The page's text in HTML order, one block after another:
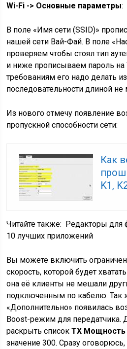
Wi-Fi -> Основные параметры:
В поле «Имя сети (SSID)»
нашей сети Вай-Фай. В поле
проверяем чтобы стоял тип
и ниже прописываем пароль
требованиям его надо делать
последовательности длиной
Из нового отмечу появление
пропускной способности сети:
Как
K1,
Читайте также: Редакторы для
10 лучших приложений
Вы можете включить
скорость, которой будет
она её клиенты не мешали
подключенным по кабелю. Так
«Дополнительно» появилась
Boost-режим для передатчика.
раскрыть списокTX Мощность
значение 300. Сразу